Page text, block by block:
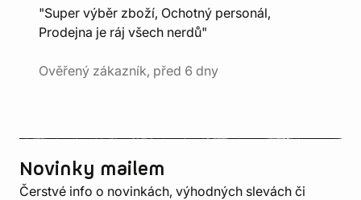
"Super výběr zboží, Ochotný personál,
Prodejna je ráj všech nerdů"
Ověřený zákazník, před 6 dny
Novinky mailem
Čerstvé info o novinkách, výhodných slevách či